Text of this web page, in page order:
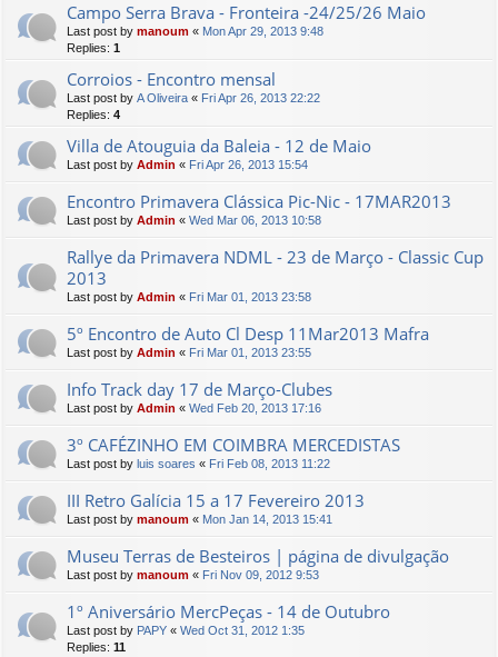
Campo Serra Brava - Fronteira -24/25/26 Maio
Last post by manoum « Mon Apr 29, 2013 9:48
Replies: 1
Corroios - Encontro mensal
Last post by A Oliveira « Fri Apr 26, 2013 22:22
Replies: 4
Villa de Atouguia da Baleia - 12 de Maio
Last post by Admin « Fri Apr 26, 2013 15:54
Encontro Primavera Clássica Pic-Nic - 17MAR2013
Last post by Admin « Wed Mar 06, 2013 10:58
Rallye da Primavera NDML - 23 de Março - Classic Cup
2013
Last post by Admin « Fri Mar 01, 2013 23:58
5º Encontro de Auto Cl Desp 11Mar2013 Mafra
Last post by Admin « Fri Mar 01, 2013 23:55
Info Track day 17 de Março-Clubes
Last post by Admin « Wed Feb 20, 2013 17:16
3º CAFÉZINHO EM COIMBRA MERCEDISTAS
Last post by luis soares « Fri Feb 08, 2013 11:22
III Retro Galícia 15 a 17 Fevereiro 2013
Last post by manoum « Mon Jan 14, 2013 15:41
Museu Terras de Besteiros | página de divulgação
Last post by manoum « Fri Nov 09, 2012 9:53
1º Aniversário MercPeças - 14 de Outubro
Last post by PAPY « Wed Oct 31, 2012 1:35
Replies: 11